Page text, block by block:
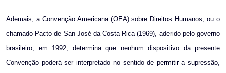
Ademais, a Convenção Americana (OEA) sobre Direitos Humanos, ou o
chamado Pacto de San José da Costa Rica (1969), aderido pelo governo
brasileiro, em 1992, determina que nenhum dispositivo da presente
Convenção poderá ser interpretado no sentido de permitir a supressão,